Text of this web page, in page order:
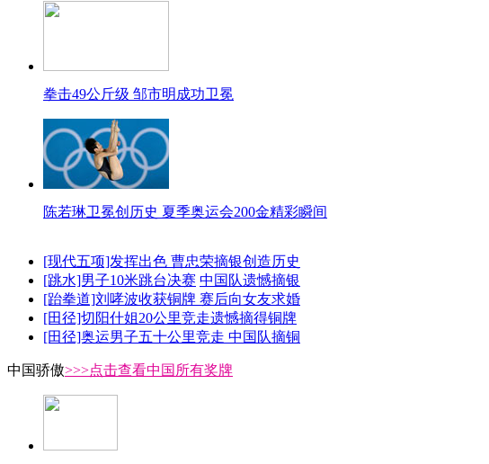
拳击49公斤级 邹市明成功卫冕
陈若琳卫冕创历史 夏季奥运会200金精彩瞬间
[现代五项]发挥出色 曹忠荣摘银创造历史
[跳水]男子10米跳台决赛 中国队遗憾摘银
[跆拳道]刘哮波收获铜牌 赛后向女友求婚
[田径]切阳什姐20公里竞走遗憾摘得铜牌
[田径]奥运男子五十公里竞走 中国队摘铜
中国骄傲>>>点击查看中国所有奖牌